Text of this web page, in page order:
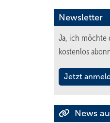
Newsletter
Ja, ich möchte
kostenlos
Jetzt
News